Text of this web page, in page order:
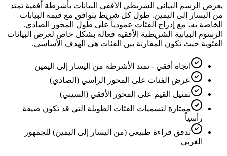
يعرض الرسم البياني الشريطي الأفقي البيانات بأشرطة أفقية تمتد
من اليسار إلى اليمين. طول كل شريط يتوافق مع قيمة البيانات
الخاصة به، مع إدراج الفئات عمودياً على طول المحور الصادي.
الرسوم البيانية الشريطية الأفقية فعالة بشكل خاص لعرض البيانات
الفئوية حيث تكون المقارنة بين الفئات هي الهدف الأساسي.
اتجاه أفقي - تمتد الأشرطة من اليسار إلى اليمين
عرض الفئات على المحور الرأسي (الصادي)
تمثيل القيم على المحور الأفقي (السيني)
ممتازة لتسميات الفئات الطويلة التي قد تكون ضيقة
رأسياً
تدفق قراءة طبيعي (من اليسار إلى اليمين) للجمهور
الغربي